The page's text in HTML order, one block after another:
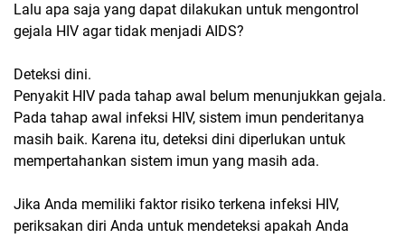
Lalu apa saja yang dapat dilakukan untuk mengontrol
gejala HIV agar tidak menjadi AIDS?
Deteksi dini.
Penyakit HIV pada tahap awal belum menunjukkan gejala.
Pada tahap awal infeksi HIV, sistem imun penderitanya
masih baik. Karena itu, deteksi dini diperlukan untuk
mempertahankan sistem imun yang masih ada.
Jika Anda memiliki faktor risiko terkena infeksi HIV,
periksakan diri Anda untuk mendeteksi apakah Anda